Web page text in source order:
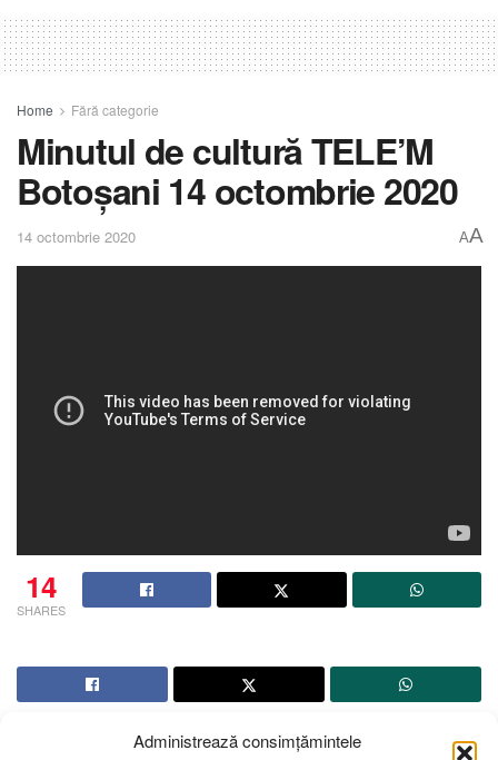
Administrează consimțămintele
Home Fără categorie
Minutul de cultură TELE’M
Botoșani 14 octombrie 2020
14 octombrie 2020 AA
14
SHARES